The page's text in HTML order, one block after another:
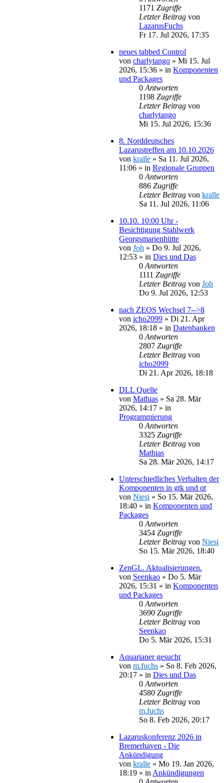
1171 Zugriffe
Letzter Beitrag von
LazarusFuchs
Fr 17. Jul 2026, 17:35
neues tabbed Control
von charlytango » Mi 15. Jul
2026, 15:36 » in Komponenten
und Packages
0 Antworten
1198 Zugriffe
Letzter Beitrag von
charlytango
Mi 15. Jul 2026, 15:36
8. Norddeutsches
Lazarustreffen am 10.10.2026
von kralle » Sa 11. Jul 2026,
11:06 » in Regionale Gruppen
0 Antworten
886 Zugriffe
Letzter Beitrag von kralle
Sa 11. Jul 2026, 11:06
10.10. 10:00 Uhr -
Besichtigung Stahlwerk
Georgsmarienhütte
von Joh » Do 9. Jul 2026,
12:53 » in Dies und Das
0 Antworten
1111 Zugriffe
Letzter Beitrag von Joh
Do 9. Jul 2026, 12:53
nach ZEOS Wechsel 7-->8
von icho2099 » Di 21. Apr
2026, 18:18 » in Datenbanken
0 Antworten
2807 Zugriffe
Letzter Beitrag von
icho2099
Di 21. Apr 2026, 18:18
DLL Quelle
von Mathias » Sa 28. Mär
2026, 14:17 » in
Programmierung
0 Antworten
3325 Zugriffe
Letzter Beitrag von
Mathias
Sa 28. Mär 2026, 14:17
Unterschiedliches Verhalten der
Komponenten in gtk und qt
von Niesi » So 15. Mär 2026,
18:40 » in Komponenten und
Packages
0 Antworten
3454 Zugriffe
Letzter Beitrag von Niesi
So 15. Mär 2026, 18:40
ZenGL. Aktualisierungen.
von Seenkao » Do 5. Mär
2026, 15:31 » in Komponenten
und Packages
0 Antworten
3690 Zugriffe
Letzter Beitrag von
Seenkao
Do 5. Mär 2026, 15:31
Aquarianer gesucht
von m.fuchs » So 8. Feb 2026,
20:17 » in Dies und Das
0 Antworten
4580 Zugriffe
Letzter Beitrag von
m.fuchs
So 8. Feb 2026, 20:17
Lazaruskonferenz 2026 in
Bremerhaven - Die
Ankündigung
von kralle » Mo 19. Jan 2026,
18:19 » in Ankündigungen